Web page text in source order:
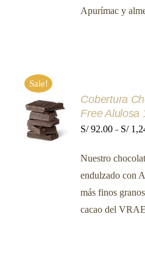
Apurímac y
Sale!
SELECCIONAR
OPCIONES
ESTE
PRODUCTO
MÚLTIPLES
VARIANTES.
OPCIONES
/
DETALLES
Cobertura
Free Alulosa
S/92.00 - S/
Nuestro
endulzado con
más finos
cacao del